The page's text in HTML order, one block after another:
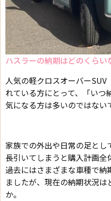
ハスラーの納期はどのくらい
人気の軽クロスオーバー
れている方にとって、「いつ
気になる方は多いのではない
家族での外出や日常の足と
長引いてしまうと購入計画全
過去にはさまざまな車種で納
ましたが、現在の納期状況は
か。